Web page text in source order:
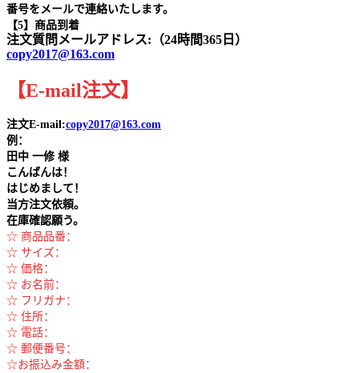
番号をメールで連絡いたします。
【5】商品到着
注文質問メールアドレス:（24時間365日）
copy2017@163.com
【E-mail注文】
注文E-mail:copy2017@163.com
例：
田中 一修 様
こんばんは！
はじめまして！
当方注文依頼。
在庫確認願う。
☆ 商品品番：
☆ サイズ：
☆ 価格：
☆ お名前：
☆ フリガナ：
☆ 住所：
☆ 電話：
☆ 郵便番号：
☆お振込み金額：